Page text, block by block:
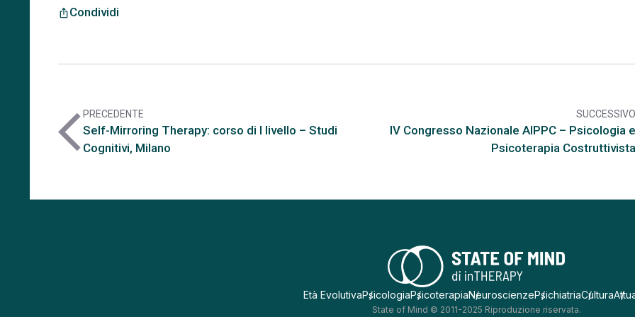
ios_shareCondividi
arrow_back_iosPRECEDENTE
Self-Mirroring Therapy: corso di I livello – Studi
Cognitivi, Milano
SUCCESSIVO
IV Congresso Nazionale AIPPC – Psicologia e
Psicoterapia Costruttivista
Età EvolutivaPsicologiaPsicoterapiaNeuroscienzePsichiatriaCultura
State of Mind © 2011-2025 Riproduzione riservata.